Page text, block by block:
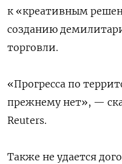
к «креативным
созданию
торговли.
«Прогресса по
прежнему нет», —
Reuters.
Также не удается